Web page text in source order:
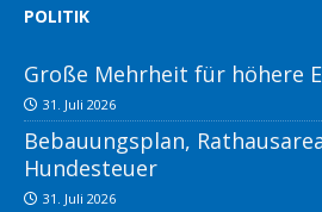
POLITIK
Große Mehrheit für höhere
31. Juli 2026
Bebauungsplan,
Hundesteuer
31. Juli 2026